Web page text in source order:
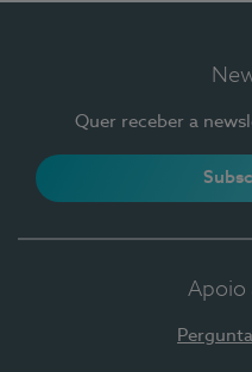
Quer receber a
Apoio